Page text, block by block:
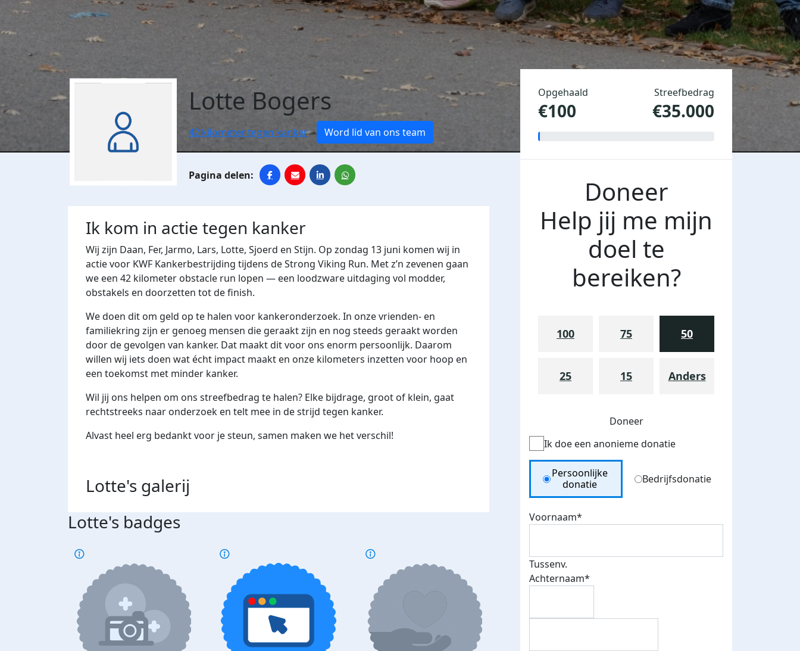
Lotte Bogers
42 kilometer tegen kanker Word lid van ons team
Ik kom in actie tegen kanker
Wij zijn Daan, Fer, Jarmo, Lars, Lotte, Sjoerd en Stijn. Op zondag 13 juni komen wij in
actie voor KWF Kankerbestrijding tijdens de Strong Viking Run. Met z’n zevenen gaan
we een 42 kilometer obstacle run lopen — een loodzware uitdaging vol modder,
obstakels en doorzetten tot de finish.
We doen dit om geld op te halen voor kankeronderzoek. In onze vrienden- en
familiekring zijn er genoeg mensen die geraakt zijn en nog steeds geraakt worden
door de gevolgen van kanker. Dat maakt dit voor ons enorm persoonlijk. Daarom
willen wij iets doen wat écht impact maakt en onze kilometers inzetten voor hoop en
een toekomst met minder kanker.
Wil jij ons helpen om ons streefbedrag te halen? Elke bijdrage, groot of klein, gaat
rechtstreeks naar onderzoek en telt mee in de strijd tegen kanker.
Alvast heel erg bedankt voor je steun, samen maken we het verschil!
Lotte's galerij
Lotte's badges
Opgehaald
€100
Streefbedrag
€35.000
Doneer
Help jij me mijn
doel te
bereiken?
100 75 50
25 15 Anders
Doneer
Ik doe een anonieme donatie
Donation Type
Persoonlijke
donatie
Bedrijfsdonatie
Voornaam*
Tussenv.
Achternaam*